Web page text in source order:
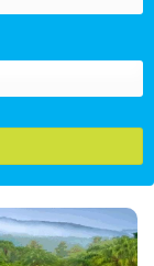
T.BẢY C.NHẬT
29 30
5 6